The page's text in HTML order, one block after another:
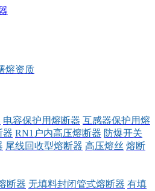
熔资质
电容保护用熔断器 互感器保护用熔
器 RN1户内高压熔断器 防爆开关
尾线回收型熔断器 高压熔丝 熔断
断器 无填料封闭管式熔断器 有填